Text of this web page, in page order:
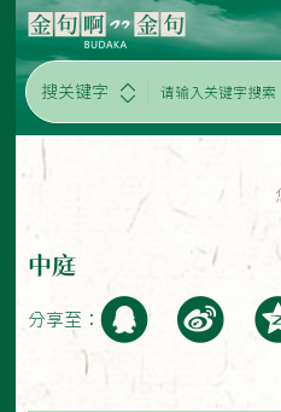
搜关键字
中庭
分享至：